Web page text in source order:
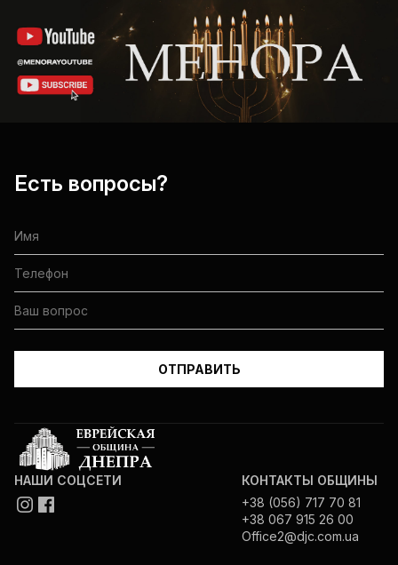
Есть вопросы?
НАШИ СОЦСЕТИ
КОНТАКТЫ ОБЩИНЫ
+38 (056) 717 70 81
+38 067 915 26 00
Office2@djc.com.ua